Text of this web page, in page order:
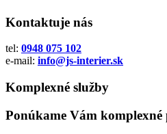
Kontaktuje nás
tel: 0948 075 102
e-mail: info@js-interier.sk
Komplexné služby
Ponúkame Vám komplexné